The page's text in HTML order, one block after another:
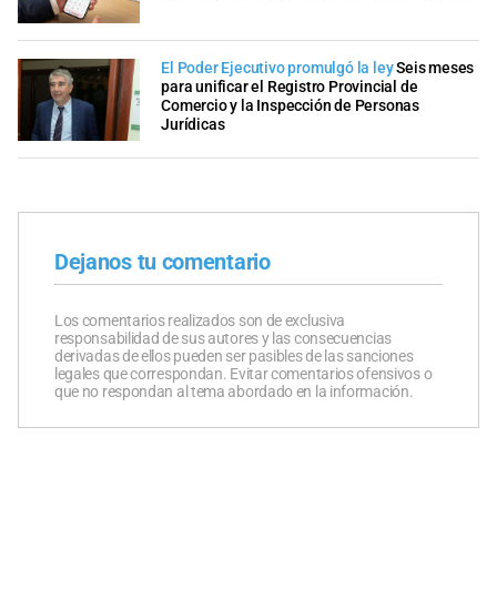
El Poder Ejecutivo promulgó la leySeis meses
para unificar el Registro Provincial de
Comercio y la Inspección de Personas
Jurídicas
Dejanos tu comentario
Los comentarios realizados son de exclusiva
responsabilidad de sus autores y las consecuencias
derivadas de ellos pueden ser pasibles de las sanciones
legales que correspondan. Evitar comentarios ofensivos o
que no respondan al tema abordado en la información.